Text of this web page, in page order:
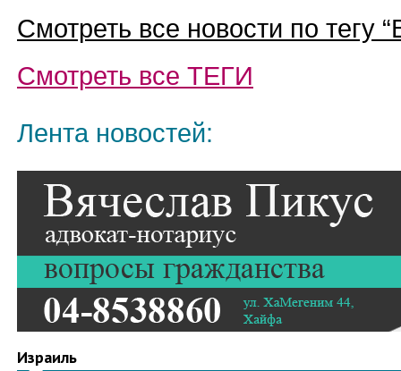
Смотреть все новости по тегу “
Смотреть все ТЕГИ
Лента новостей:
Израиль